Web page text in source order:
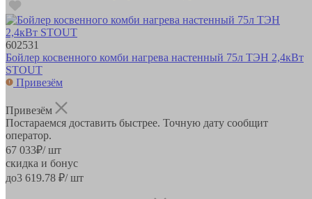
602531
Бойлер косвенного комби нагрева настенный 75л ТЭН 2,4кВт
STOUT
Привезём
Привезём
Постараемся доставить быстрее. Точную дату сообщит
оператор.
67 033₽/ шт
скидка и бонус
до3 619.78 ₽/ шт